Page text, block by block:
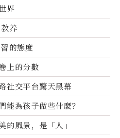
界
养
的態度
上的分數
社交平台驚天黑幕
能為孩子做些什麼？
的風景，是「人」